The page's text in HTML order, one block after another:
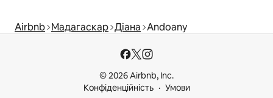
Airbnb Мадагаскар Діана Andoany
© 2026 Airbnb, Inc.
Конфіденційність
Умови